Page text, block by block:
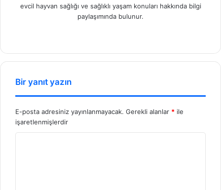
evcil hayvan sağlığı ve sağlıklı yaşam konuları hakkında bilgi
paylaşımında bulunur.
sit
Bir yanıt yazın
E-posta adresiniz yayınlanmayacak. Gerekli alanlar * ile
işaretlenmişlerdir